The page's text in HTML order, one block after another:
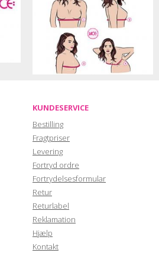
KUNDESERVICE
Bestilling
Fragtpriser
Levering
Fortryd ordre
Fortrydelsesformular
Retur
Returlabel
Reklamation
Hjælp
Kontakt